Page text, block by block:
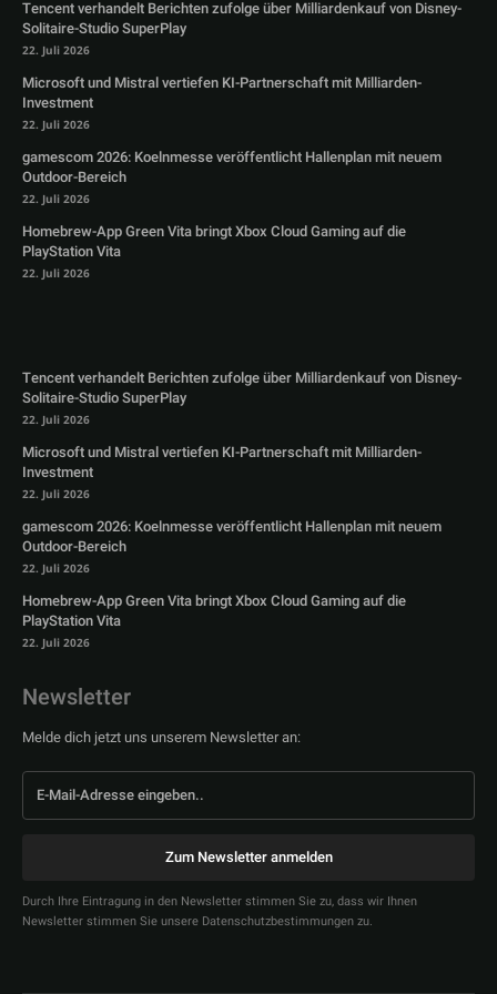
Tencent verhandelt Berichten zufolge über Milliardenkauf von Disney-
Solitaire-Studio SuperPlay
22. Juli 2026
Microsoft und Mistral vertiefen KI-Partnerschaft mit Milliarden-
Investment
22. Juli 2026
gamescom 2026: Koelnmesse veröffentlicht Hallenplan mit neuem
Outdoor-Bereich
22. Juli 2026
Homebrew-App Green Vita bringt Xbox Cloud Gaming auf die
PlayStation Vita
22. Juli 2026
Tencent verhandelt Berichten zufolge über Milliardenkauf von Disney-
Solitaire-Studio SuperPlay
22. Juli 2026
Microsoft und Mistral vertiefen KI-Partnerschaft mit Milliarden-
Investment
22. Juli 2026
gamescom 2026: Koelnmesse veröffentlicht Hallenplan mit neuem
Outdoor-Bereich
22. Juli 2026
Homebrew-App Green Vita bringt Xbox Cloud Gaming auf die
PlayStation Vita
22. Juli 2026
Newsletter
Melde dich jetzt uns unserem Newsletter an:
Zum Newsletter anmelden
Durch Ihre Eintragung in den Newsletter stimmen Sie zu, dass wir Ihnen
Newsletter stimmen Sie unsere Datenschutzbestimmungen zu.